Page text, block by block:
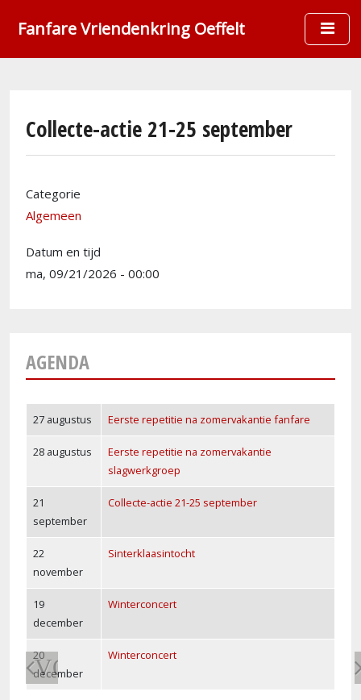
Fanfare Vriendenkring Oeffelt
Collecte-actie 21-25 september
Categorie
Algemeen
Datum en tijd
ma, 09/21/2026 - 00:00
AGENDA
27 augustus Eerste repetitie na zomervakantie fanfare
28 augustus
Eerste repetitie na zomervakantie
slagwerkgroep
21
september
Collecte-actie 21-25 september
22
november
Sinterklaasintocht
19
december
Winterconcert
20
december
Winterconcert
VORIGE